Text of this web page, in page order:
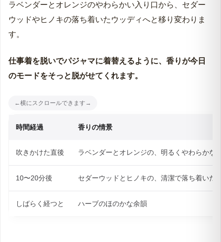
ラベンダーとオレンジのやわらかい入り口から、セダー
ウッドやヒノキの落ち着いたウッディへと移り変わりま
す。
仕事着を脱いでパジャマに着替えるように、香りが今日
のモードをそっと脱がせてくれます。
時間経過 香りの情景
吹きかけた直後 ラベンダーとオレンジの、明るくやわらかな
10〜20分後 セダーウッドとヒノキの、清潔で落ち着いた
しばらく経つと ハーブのほのかな余韻